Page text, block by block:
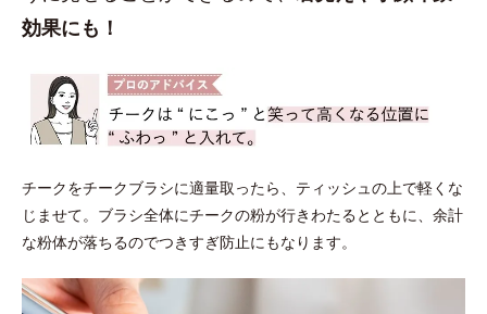
効果にも！
チークをチークブラシに適量取ったら、ティッシュの上で軽くな
じませて。ブラシ全体にチークの粉が行きわたるとともに、余計
な粉体が落ちるのでつきすぎ防止にもなります。